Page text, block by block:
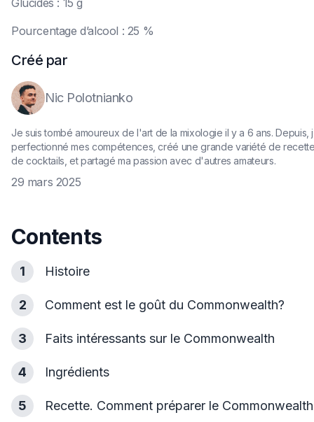
Glucides : 15 g
Pourcentage d’alcool : 25 %
Créé par
Nic Polotnianko
Je suis tombé amoureux de l'art de la mixologie il y a 6 ans. Depuis,
perfectionné mes compétences, créé une grande variété de
de cocktails, et partagé ma passion avec d'autres amateurs.
29 mars 2025
Contents
1 Histoire
2 Comment est le goût du Commonwealth?
3 Faits intéressants sur le Commonwealth
4 Ingrédients
5 Recette. Comment préparer le Commonwealth